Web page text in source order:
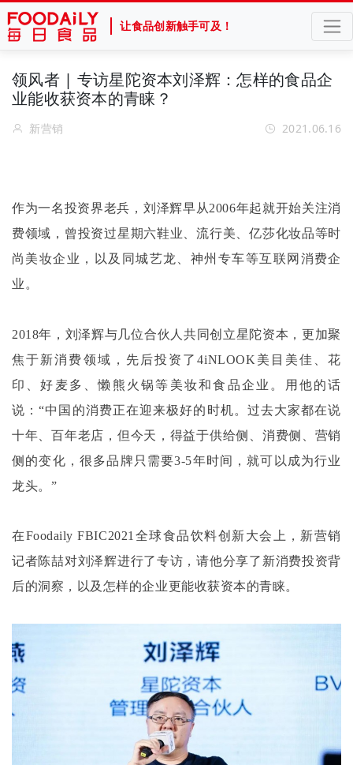
让食品创新触手可及！
领风者 | 专访星陀资本刘泽辉：怎样的食品企
业能收获资本的青睐？
新营销 2021.06.16
作为一名投资界老兵，刘泽辉早从2006年起就开始关注消
费领域，曾投资过星期六鞋业、流行美、亿莎化妆品等时
尚美妆企业，以及同城艺龙、神州专车等互联网消费企
业。
2018年，刘泽辉与几位合伙人共同创立星陀资本，更加聚
焦于新消费领域，先后投资了4iNLOOK美目美佳、花
印、好麦多、懒熊火锅等美妆和食品企业。用他的话
说：“中国的消费正在迎来极好的时机。过去大家都在说
十年、百年老店，但今天，得益于供给侧、消费侧、营销
侧的变化，很多品牌只需要3-5年时间，就可以成为行业
龙头。”
在Foodaily FBIC2021全球食品饮料创新大会上，新营销
记者陈喆对刘泽辉进行了专访，请他分享了新消费投资背
后的洞察，以及怎样的企业更能收获资本的青睐。